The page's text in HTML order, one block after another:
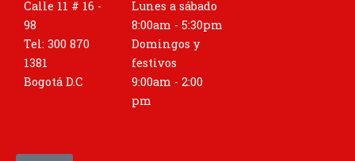
Calle 11 # 16 -
98
Tel: 300 870
1381
Bogotá D.C
Lunes a sábado
8:00am - 5:30pm
Domingos y
festivos
9:00am - 2:00
pm